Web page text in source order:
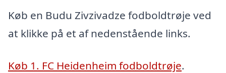
Køb en Budu Zivzivadze fodboldtrøje ved
at klikke på et af nedenstående links.
Køb 1. FC Heidenheim fodboldtrøje.